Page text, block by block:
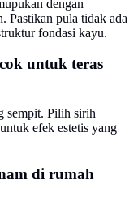
dengan
Pastikan pula tidak ada
fondasi kayu.
untuk teras
sempit. Pilih sirih
efek estetis yang
di rumah